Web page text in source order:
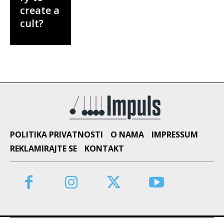
create a
cult?
POLITIKA PRIVATNOSTI O NAMA
IMPRESSUM
REKLAMIRAJTE SE
KONTAKT